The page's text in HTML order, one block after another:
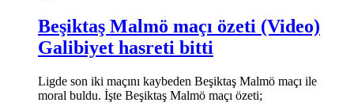
Beşiktaş Malmö maçı özeti (Video)
Galibiyet hasreti bitti
Ligde son iki maçını kaybeden Beşiktaş Malmö maçı ile
moral buldu. İşte Beşiktaş Malmö maçı özeti;